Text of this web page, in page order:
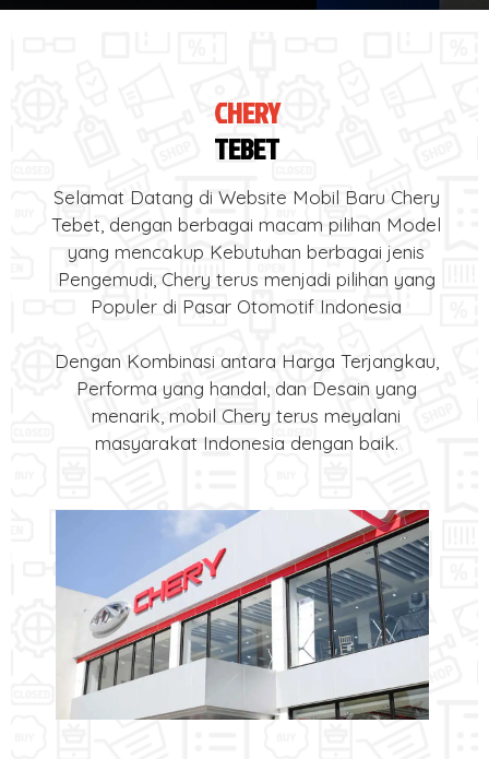
CHERY
TEBET
Selamat Datang di Website Mobil Baru Chery
Tebet, dengan berbagai macam pilihan Model
yang mencakup Kebutuhan berbagai jenis
Pengemudi, Chery terus menjadi pilihan yang
Populer di Pasar Otomotif Indonesia
Dengan Kombinasi antara Harga Terjangkau,
Performa yang handal, dan Desain yang
menarik, mobil Chery terus meyalani
masyarakat Indonesia dengan baik.